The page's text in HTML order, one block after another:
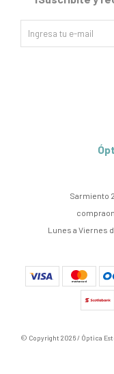
Sarmiento
Lunes a Viernes
© Copyright 2026 / Óptica